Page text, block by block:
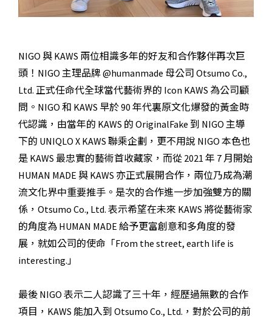
NIGO 與 KAWS 兩位相識多年的好友和合作夥伴再次巨
頭！NIGO 主理品牌 @humanmade 母公司 Otsumo Co.,
Ltd. 正式任命代全球當代藝術界的 Icon KAWS 為公司顧
問。NIGO 和 KAWS 早於 90 年代裏原文化爆發的黃金時
代認識，由當年的 KAWS 的 OriginalFake 到 NIGO 主導
下的 UNIQLO X KAWS 聯乘企劃，更不用說 NIGO 本色也
是 KAWS 最忠實的藝術首收藏家，而從 2021 年 7 月開始
HUMAN MADE 與 KAWS 亦正式展開合作，兩位乃成為潮
流文化界中重要推手。是次的合作進一步加強雙方的關
係，Otsumo Co., Ltd. 表示希望在未來 KAWS 將從藝術家
的角度為 HUMAN MADE 給予更富創意和多角度的發
展，就如公司的使命「From the street, earth life is
interesting.」
最後 NIGO 表示二人認識了三十年，經歷過無數的合作
項目，KAWS 能加入到 Otsumo Co., Ltd.，對於公司的前